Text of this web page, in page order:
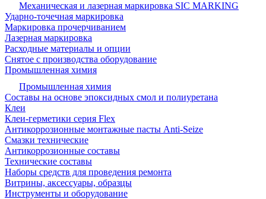
Механическая и лазерная маркировка SIC MARKING
Ударно-точечная маркировка
Маркировка прочерчиванием
Лазерная маркировка
Расходные материалы и опции
Снятое с производства оборудование
Промышленная химия
Промышленная химия
Составы на основе эпоксидных смол и полиуретана
Клеи
Клеи-герметики серия Flex
Антикоррозионные монтажные пасты Anti-Seize
Смазки технические
Антикоррозионные составы
Технические составы
Наборы средств для проведения ремонта
Витрины, аксессуары, образцы
Инструменты и оборудование